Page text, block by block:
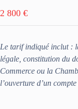
2 800 €
Le tarif indiqué inclut :
légale, constitution du
Commerce ou la
l’ouverture d’un